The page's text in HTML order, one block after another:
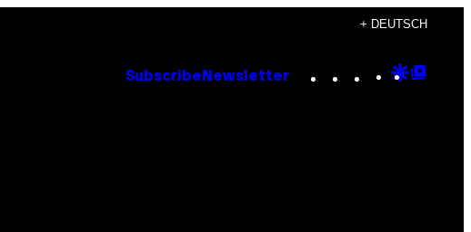
+ DEUTSCH
Subscribe Newsletter Instagram
TikTok
YouTube
Google